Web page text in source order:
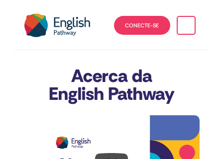
CONECTE-SE
Acerca da
English Pathway